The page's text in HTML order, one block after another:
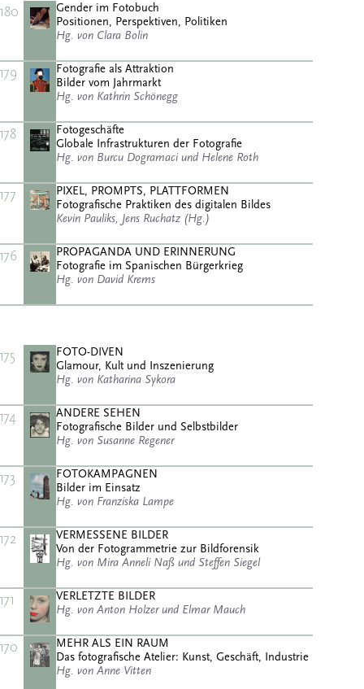
180
Gender im Fotobuch
Positionen, Perspektiven, Politiken
Hg. von Clara Bolin
179
Fotografie als Attraktion
Bilder vom Jahrmarkt
Hg. von Kathrin Schönegg
178
Fotogeschäfte
Globale Infrastrukturen der Fotografie
Hg. von Burcu Dogramaci und Helene Roth
177
PIXEL, PROMPTS, PLATTFORMEN
Fotografische Praktiken des digitalen Bildes
Kevin Pauliks, Jens Ruchatz (Hg.)
176
PROPAGANDA UND ERINNERUNG
Fotografie im Spanischen Bürgerkrieg
Hg. von David Krems
175
FOTO-DIVEN
Glamour, Kult und Inszenierung
Hg. von Katharina Sykora
174
ANDERE SEHEN
Fotografische Bilder und Selbstbilder
Hg. von Susanne Regener
173
FOTOKAMPAGNEN
Bilder im Einsatz
Hg. von Franziska Lampe
172
VERMESSENE BILDER
Von der Fotogrammetrie zur Bildforensik
Hg. von Mira Anneli Naß und Steffen Siegel
171
VERLETZTE BILDER
Hg. von Anton Holzer und Elmar Mauch
170
MEHR ALS EIN RAUM
Das fotografische Atelier: Kunst, Geschäft, Industrie
Hg. von Anne Vitten